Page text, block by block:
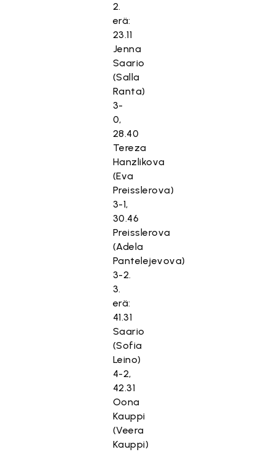
2.
erä:
23.11
Jenna
Saario
(Salla
Ranta)
3-
0,
28.40
Tereza
Hanzlikova
(Eva
Preisslerova)
3-1,
30.46
Preisslerova
(Adela
Pantelejevova)
3-2.
3.
erä:
41.31
Saario
(Sofia
Leino)
4-2,
42.31
Oona
Kauppi
(Veera
Kauppi)